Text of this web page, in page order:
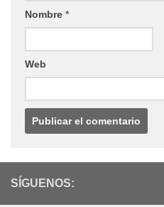
Nombre *
Web
SÍGUENOS: